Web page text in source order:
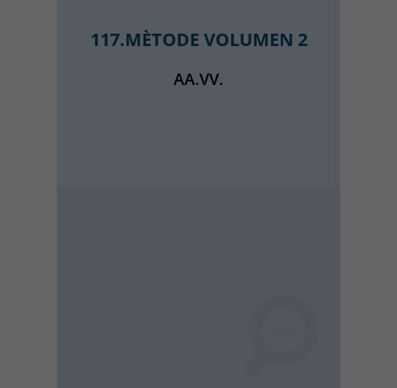
117.MÈTODE VOLUMEN 2
AA.VV.